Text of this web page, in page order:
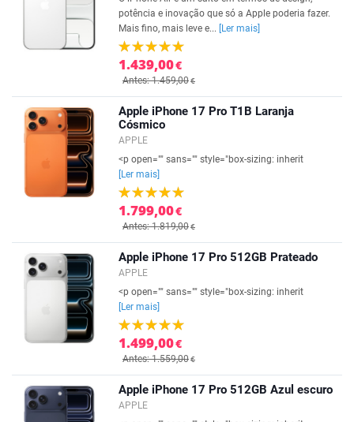
potência e inovação que só a Apple poderia fazer.
Mais fino, mais leve e...
[Ler mais]
1.439,00€
Antes: 1.459,00€
Apple iPhone 17 Pro T1B Laranja
Cósmico
APPLE
<p open="" sans="" style="box-sizing: inherit
[Ler mais]
1.799,00€
Antes: 1.819,00€
Apple iPhone 17 Pro 512GB Prateado
APPLE
<p open="" sans="" style="box-sizing: inherit
[Ler mais]
1.499,00€
Antes: 1.559,00€
Apple iPhone 17 Pro 512GB Azul escuro
APPLE